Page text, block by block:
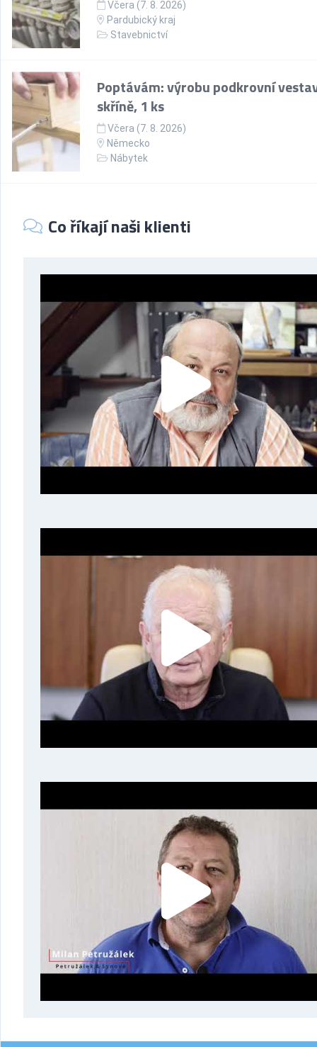
Včera (7. 8. 2026)
Pardubický kraj
Stavebnictví
Poptávám: výrobu podkrovní
skříně, 1 ks
Včera (7. 8. 2026)
Německo
Nábytek
Co říkají naši klienti